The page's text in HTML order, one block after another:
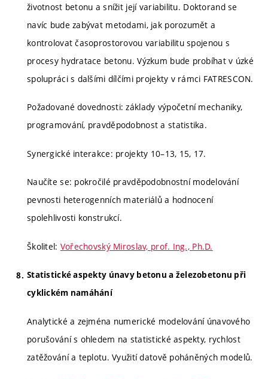
životnost betonu a snížit její variabilitu. Doktorand se
navíc bude zabývat metodami, jak porozumět a
kontrolovat časoprostorovou variabilitu spojenou s
procesy hydratace betonu. Výzkum bude probíhat v úzké
spolupráci s dalšími dílčími projekty v rámci FATRESCON.
Požadované dovednosti: základy výpočetní mechaniky,
programování, pravděpodobnost a statistika.
Synergické interakce: projekty 10–13, 15, 17.
Naučíte se: pokročilé pravděpodobnostní modelování
pevnosti heterogenních materiálů a hodnocení
spolehlivosti konstrukcí.
Školitel: Vořechovský Miroslav, prof. Ing., Ph.D.
Statistické aspekty únavy betonu a železobetonu při
cyklickém namáhání
Analytické a zejména numerické modelování únavového
porušování s ohledem na statistické aspekty, rychlost
zatěžování a teplotu. Využití datově poháněných modelů.